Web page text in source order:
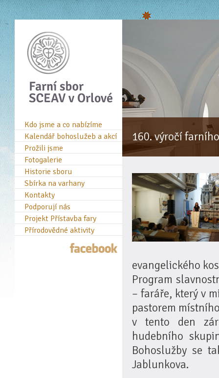
Kdo jsme a co nabízíme
Kalendář bohoslužeb a akcí
Prožili jsme
Fotogalerie
Historie sboru
Sbírka na varhany
Kontakty
Podporují nás
Projekt Přístavba fary
Přírodovědné aktivity
160. výročí
evangelického
Program
– faráře, který v
pastorem
v tento den
hudebního
Bohoslužby se
Jablunkova.